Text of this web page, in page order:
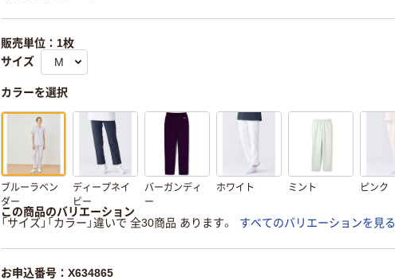
販売単位：1枚
サイズ
カラーを選択
ブルーラベン
ダー
ディープネイ
ビー
バーガンディ
ー
ホワイト ミント ピンク
この商品のバリエーション
「サイズ」「カラー」違いで 全30商品 あります。
すべてのバリエーションを見る
お申込番号：X634865